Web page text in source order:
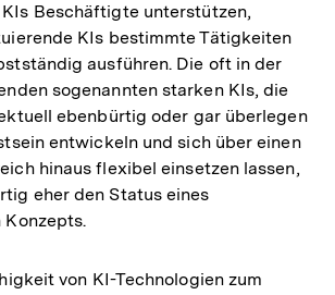
Beschäftigte unterstützen,
KIs bestimmte Tätigkeiten
ausführen. Die oft in der
sogenannten starken KIs, die
ebenbürtig oder gar überlegen
entwickeln und sich über einen
hinaus flexibel einsetzen lassen,
eher den Status eines
Konzepts.
von KI-Technologien zum